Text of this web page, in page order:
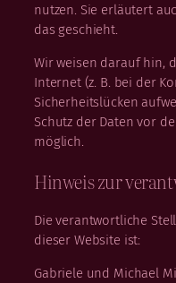
nutzen. Sie erläutert
das geschieht.
Wir weisen darauf hin,
Internet (z. B. bei der
Sicherheitslücken
Schutz der Daten vor
möglich.
Hinweis zur
Die verantwortliche
dieser Website ist:
Gabriele und Michael